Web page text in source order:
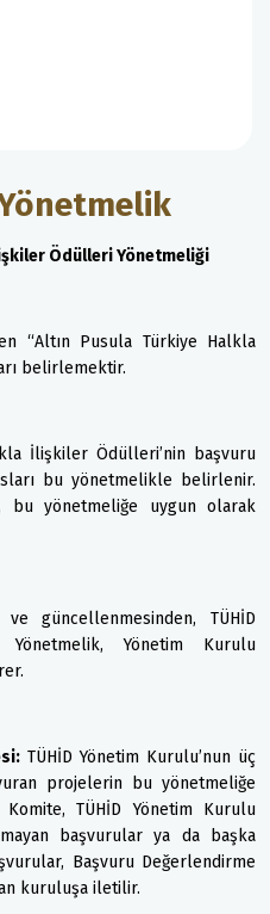
Ödülleri Yönetmeliği
“Altın Pusula Türkiye Halkla
belirlemektir.
İlişkiler Ödülleri’nin başvuru
bu yönetmelikle belirlenir.
yönetmeliğe uygun olarak
ve güncellenmesinden, TÜHİD
Yönetim Kurulu
TÜHİD Yönetim Kurulu’nun üç
projelerin bu yönetmeliğe
TÜHİD Yönetim Kurulu
başvurular ya da başka
Başvuru Değerlendirme
kuruluşa iletilir.